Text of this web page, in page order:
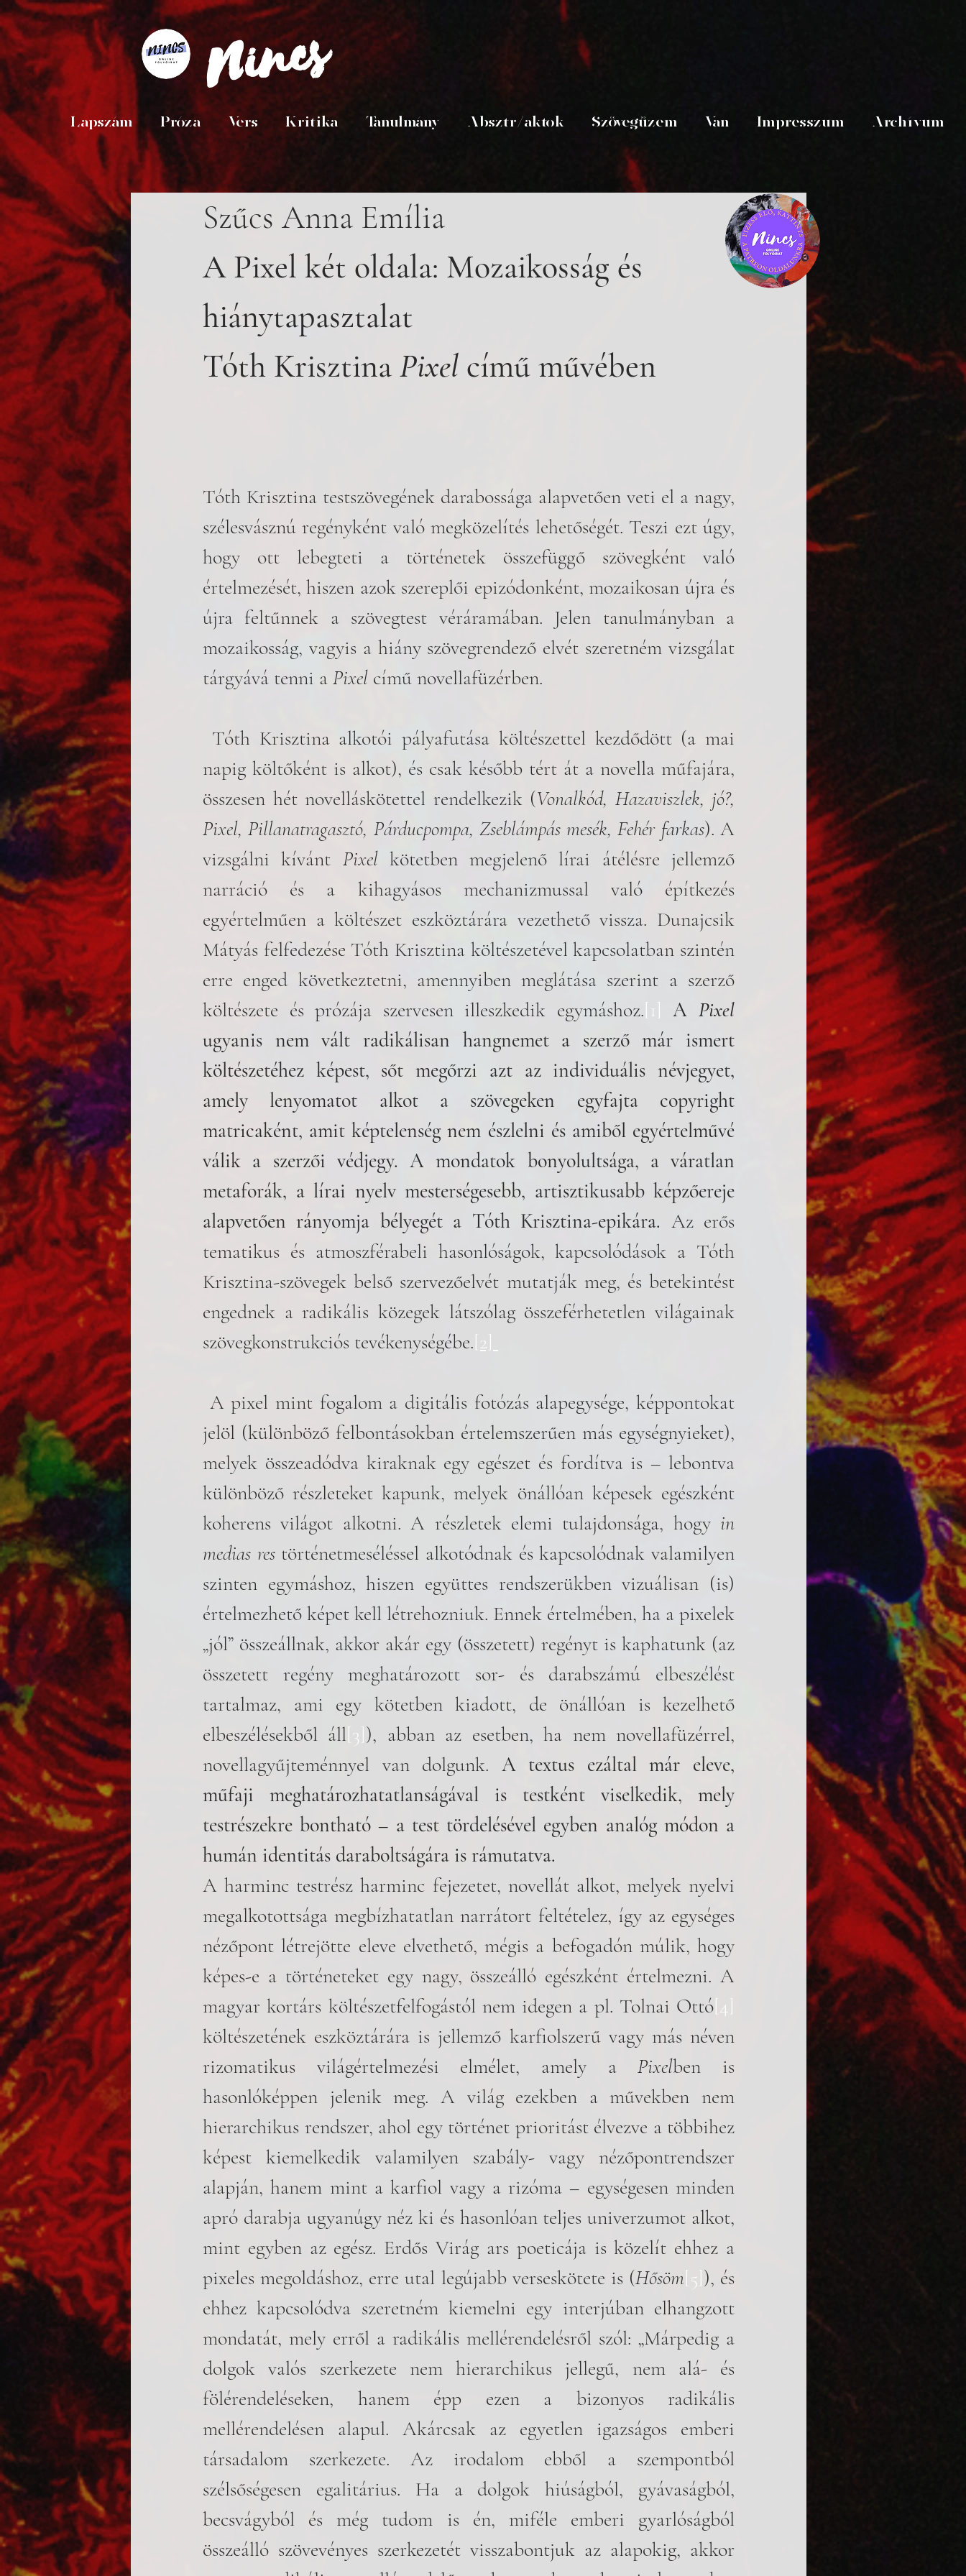
Nincs
Lapszám Próza Vers Kritika Tanulmány Absztr/aktok Szövegüzem Van Impresszum Archívum
Szűcs Anna Emília
A Pixel két oldala: Mozaikosság és
hiánytapasztalat
Tóth Krisztina Pixel című művében
Tóth Krisztina testszövegének darabossága alapvetően veti el a nagy,
szélesvásznú regényként való megközelítés lehetőségét. Teszi ezt úgy,
hogy ott lebegteti a történetek összefüggő szövegként való
értelmezését, hiszen azok szereplői epizódonként, mozaikosan újra és
újra feltűnnek a szövegtest véráramában. Jelen tanulmányban a
mozaikosság, vagyis a hiány szövegrendező elvét szeretném vizsgálat
tárgyává tenni a Pixel című novellafüzérben.
napig költőként is alkot), és csak később tért át a novella műfajára,
összesen hét novelláskötettel rendelkezik (Vonalkód, Hazaviszlek, jó?,
Pixel, Pillanatragasztó, Párducpompa, Zseblámpás mesék, Fehér farkas). A
vizsgálni kívánt Pixel kötetben megjelenő lírai átélésre jellemző
narráció és a kihagyásos mechanizmussal való építkezés
egyértelműen a költészet eszköztárára vezethető vissza. Dunajcsik
Mátyás felfedezése Tóth Krisztina költészetével kapcsolatban szintén
erre enged következtetni, amennyiben meglátása szerint a szerző
költészete és prózája szervesen illeszkedik egymáshoz.[1] A
ugyanis nem vált radikálisan hangnemet a szerző már ismert
költészetéhez képest, sőt megőrzi azt az individuális névjegyet,
amely lenyomatot alkot a szövegeken egyfajta copyright
matricaként, amit képtelenség nem észlelni és amiből egyértelművé
válik a szerzői védjegy. A mondatok bonyolultsága, a váratlan
metaforák, a lírai nyelv mesterségesebb, artisztikusabb képzőereje
alapvetően rányomja bélyegét a Tóth Krisztina-epikára. Az erős
tematikus és atmoszférabeli hasonlóságok, kapcsolódások a Tóth
Krisztina-szövegek belső szervezőelvét mutatják meg, és betekintést
engednek a radikális közegek látszólag összeférhetetlen világainak
szövegkonstrukciós tevékenységébe.[2]
jelöl (különböző felbontásokban értelemszerűen más egységnyieket),
melyek összeadódva kiraknak egy egészet és fordítva is – lebontva
különböző részleteket kapunk, melyek önállóan képesek egészként
koherens világot alkotni. A részletek elemi tulajdonsága, hogy in
medias res történetmeséléssel alkotódnak és kapcsolódnak valamilyen
szinten egymáshoz, hiszen együttes rendszerükben vizuálisan (is)
értelmezhető képet kell létrehozniuk. Ennek értelmében, ha a pixelek
„jól” összeállnak, akkor akár egy (összetett) regényt is kaphatunk (az
összetett regény meghatározott sor- és darabszámú elbeszélést
tartalmaz, ami egy kötetben kiadott, de önállóan is kezelhető
elbeszélésekből áll[3]), abban az esetben, ha nem novellafüzérrel,
novellagyűjteménnyel van dolgunk. A textus ezáltal már eleve,
műfaji meghatározhatatlanságával is testként viselkedik, mely
testrészekre bontható – a test tördelésével egyben analóg módon a
humán identitás daraboltságára is rámutatva.
A harminc testrész harminc fejezetet, novellát alkot, melyek nyelvi
megalkotottsága megbízhatatlan narrátort feltételez, így az egységes
nézőpont létrejötte eleve elvethető, mégis a befogadón múlik, hogy
képes-e a történeteket egy nagy, összeálló egészként értelmezni. A
magyar kortárs költészetfelfogástól nem idegen a pl. Tolnai Ottó[4]
költészetének eszköztárára is jellemző karfiolszerű vagy más néven
rizomatikus világértelmezési elmélet, amely a Pixelben is
hasonlóképpen jelenik meg. A világ ezekben a művekben nem
hierarchikus rendszer, ahol egy történet prioritást élvezve a többihez
képest kiemelkedik valamilyen szabály- vagy nézőpontrendszer
alapján, hanem mint a karfiol vagy a rizóma – egységesen minden
apró darabja ugyanúgy néz ki és hasonlóan teljes univerzumot alkot,
mint egyben az egész. Erdős Virág ars poeticája is közelít ehhez a
pixeles megoldáshoz, erre utal legújabb verseskötete is (Hősöm[5]), és
ehhez kapcsolódva szeretném kiemelni egy interjúban elhangzott
mondatát, mely erről a radikális mellérendelésről szól: „Márpedig a
dolgok valós szerkezete nem hierarchikus jellegű, nem alá- és
fölérendeléseken, hanem épp ezen a bizonyos radikális
mellérendelésen alapul. Akárcsak az egyetlen igazságos emberi
társadalom szerkezete. Az irodalom ebből a szempontból
szélsőségesen egalitárius. Ha a dolgok hiúságból, gyávaságból,
becsvágyból és még tudom is én, miféle emberi gyarlóságból
összeálló szövevényes szerkezetét visszabontjuk az alapokig, akkor